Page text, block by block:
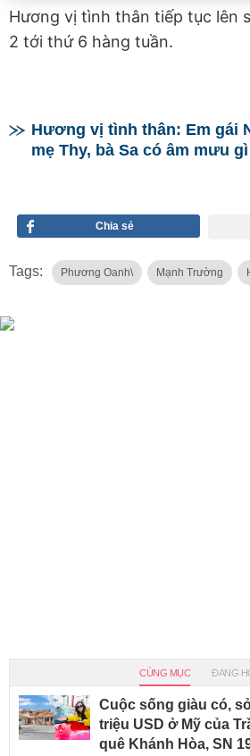
Hương vị tình thân tiếp tục lên
2 tới thứ 6 hàng tuần.
Hương vị tình thân: Em gái
mẹ Thy, bà Sa có âm mưu
Chia sẻ
Tags: Phương Oanh\ Mạnh Trường
CÙNG MỤC ĐANG
Cuộc sống giàu có,
triệu USD ở Mỹ của
quê Khánh Hòa, SN